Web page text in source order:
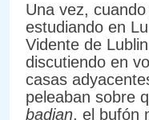
Una vez,
estudiando en
Vidente de
discutiendo en
casas
peleaban sobre
badjan, el bufón